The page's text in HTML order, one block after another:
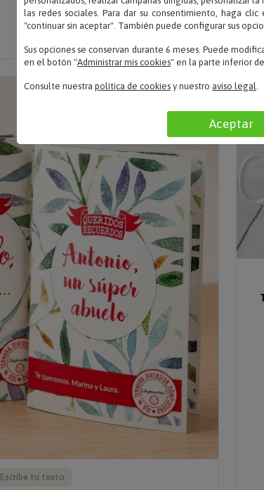
DIPLOMA PERGAMINO AL MEJOR
ABUELO
Escribe tu texto
las redes sociales. Para dar su consentimiento, haga
"continuar sin aceptar". También puede configurar sus
Sus opciones se conservan durante 6 meses. Puede
en el botón "Administrar mis cookies" en la parte inferior
Consulte nuestra política de cookies y nuestro aviso legal.
Aceptar